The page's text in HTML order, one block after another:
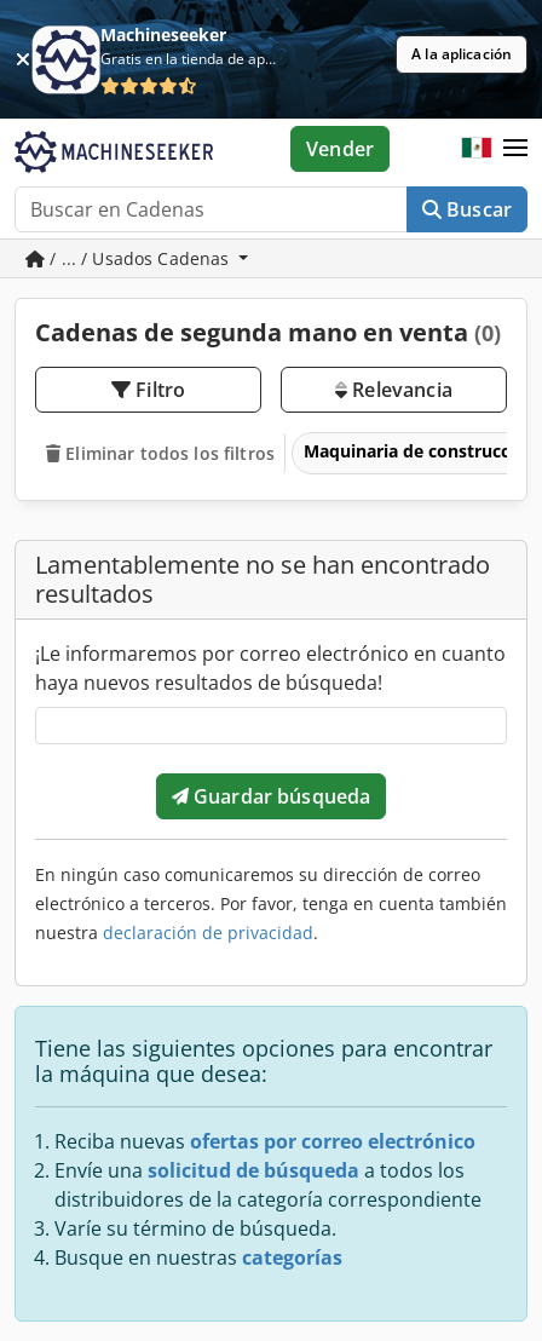
Machineseeker
Gratis en la tienda de aplicaciones A la aplicación
Buscar
Vender
/ ... / Usados Cadenas
Cadenas de segunda mano en venta (0)
Filtro Relevancia
Eliminar todos los filtros Maquinaria de construcción
Lamentablemente no se han encontrado
resultados
¡Le informaremos por correo electrónico en cuanto
haya nuevos resultados de búsqueda!
Guardar búsqueda
En ningún caso comunicaremos su dirección de correo
electrónico a terceros. Por favor, tenga en cuenta también
nuestra declaración de privacidad.
Tiene las siguientes opciones para encontrar
la máquina que desea:
Reciba nuevas ofertas por correo electrónico
Envíe una solicitud de búsqueda a todos los
distribuidores de la categoría correspondiente
Varíe su término de búsqueda.
Busque en nuestras categorías